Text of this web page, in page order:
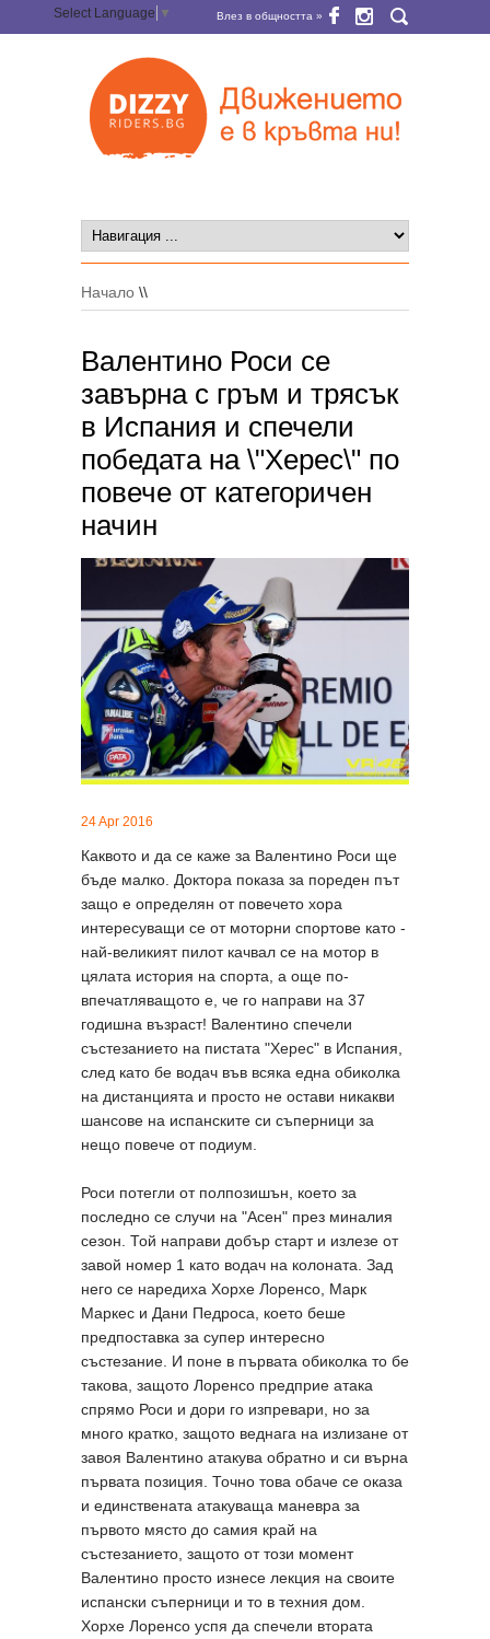
Select Language ▼ Влез в общността »
Начало \\
Валентино Роси се
завърна с гръм и трясък
в Испания и спечели
победата на \"Херес\" по
повече от категоричен
начин
24 Apr 2016
Каквото и да се каже за Валентино Роси ще
бъде малко. Доктора показа за пореден път
защо е определян от повечето хора
интересуващи се от моторни спортове като -
най-великият пилот качвал се на мотор в
цялата история на спорта, а още по-
впечатляващото е, че го направи на 37
годишна възраст! Валентино спечели
състезанието на пистата "Херес" в Испания,
след като бе водач във всяка една обиколка
на дистанцията и просто не остави никакви
шансове на испанските си съперници за
нещо повече от подиум.
Роси потегли от полпозишън, което за
последно се случи на "Асен" през миналия
сезон. Той направи добър старт и излезе от
завой номер 1 като водач на колоната. Зад
него се наредиха Хорхе Лоренсо, Марк
Маркес и Дани Педроса, което беше
предпоставка за супер интересно
състезание. И поне в първата обиколка то бе
такова, защото Лоренсо предприе атака
спрямо Роси и дори го изпревари, но за
много кратко, защото веднага на излизане от
завоя Валентино атакува обратно и си върна
първата позиция. Точно това обаче се оказа
и единствената атакуваща маневра за
първото място до самия край на
състезанието, защото от този момент
Валентино просто изнесе лекция на своите
испански съперници и то в техния дом.
Хорхе Лоренсо успя да спечели втората